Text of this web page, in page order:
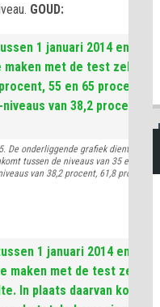
GOUD:
onderliggende grafiek dient alleen
tussen de niveaus van 35 en 45
van 38,2 procent, 61,8 procent